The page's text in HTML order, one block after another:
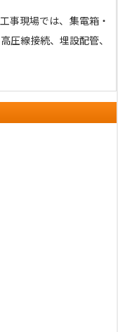
事現場では、集電箱・
圧線接続、埋設配管、